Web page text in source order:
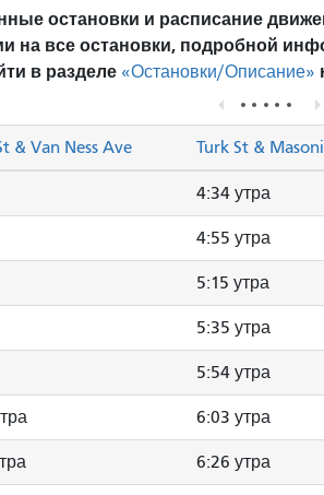
остановки и расписание
на все остановки, подробной
в разделе «Остановки/Описание»
& Van Ness Ave Turk St &
4:34 утра
4:55 утра
5:15 утра
5:35 утра
5:54 утра
6:03 утра
6:26 утра